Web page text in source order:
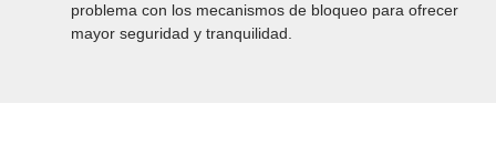
problema con los mecanismos de bloqueo para ofrecer
mayor seguridad y tranquilidad.